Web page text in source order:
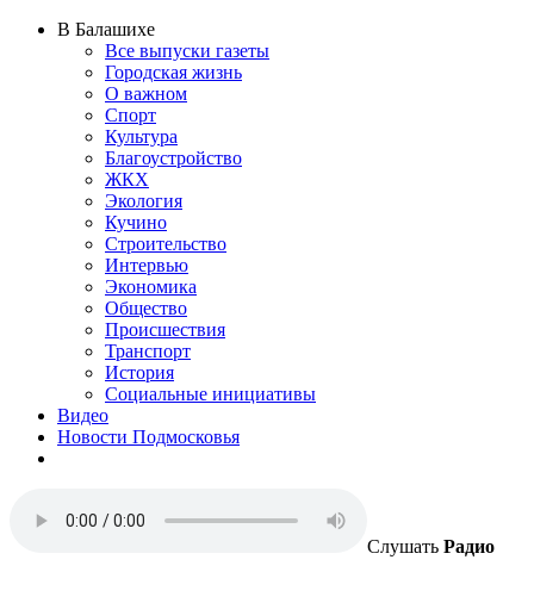
В Балашихе
Все выпуски газеты
Городская жизнь
О важном
Спорт
Культура
Благоустройство
ЖКХ
Экология
Кучино
Строительство
Интервью
Экономика
Общество
Происшествия
Транспорт
История
Социальные инициативы
Видео
Новости Подмосковья
Слушать Радио